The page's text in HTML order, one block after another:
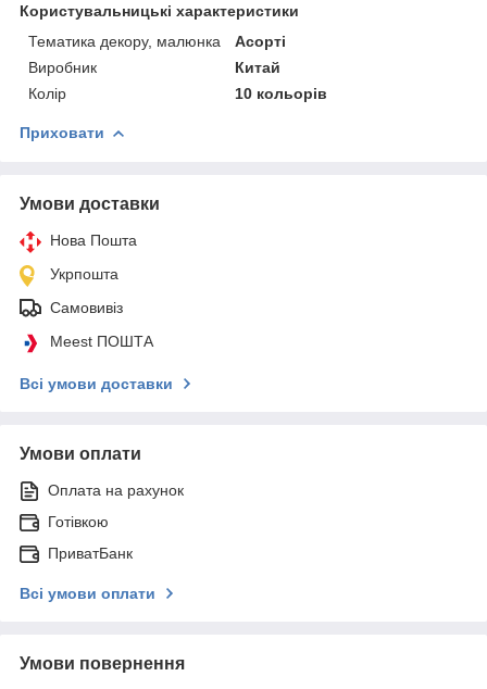
Користувальницькі характеристики
Тематика декору, малюнка
Асорті
Виробник
Китай
Колір
10 кольорів
Приховати
Умови доставки
Нова Пошта
Укрпошта
Самовивіз
Meest ПОШТА
Всі умови доставки
Умови оплати
Оплата на рахунок
Готівкою
ПриватБанк
Всі умови оплати
Умови повернення